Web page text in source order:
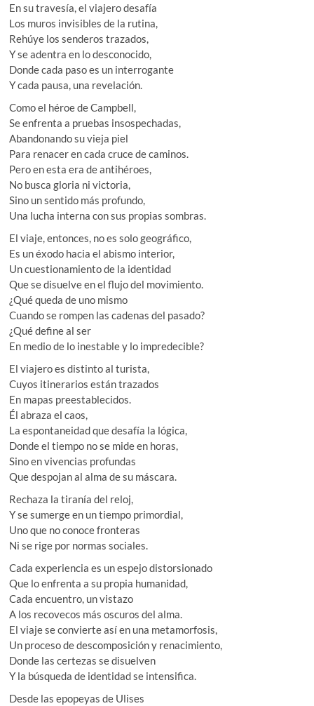
En su travesía, el viajero desafía
Los muros invisibles de la rutina,
Rehúye los senderos trazados,
Y se adentra en lo desconocido,
Donde cada paso es un interrogante
Y cada pausa, una revelación.
Como el héroe de Campbell,
Se enfrenta a pruebas insospechadas,
Abandonando su vieja piel
Para renacer en cada cruce de caminos.
Pero en esta era de antihéroes,
No busca gloria ni victoria,
Sino un sentido más profundo,
Una lucha interna con sus propias sombras.
El viaje, entonces, no es solo geográfico,
Es un éxodo hacia el abismo interior,
Un cuestionamiento de la identidad
Que se disuelve en el flujo del movimiento.
¿Qué queda de uno mismo
Cuando se rompen las cadenas del pasado?
¿Qué define al ser
En medio de lo inestable y lo impredecible?
El viajero es distinto al turista,
Cuyos itinerarios están trazados
En mapas preestablecidos.
Él abraza el caos,
La espontaneidad que desafía la lógica,
Donde el tiempo no se mide en horas,
Sino en vivencias profundas
Que despojan al alma de su máscara.
Rechaza la tiranía del reloj,
Y se sumerge en un tiempo primordial,
Uno que no conoce fronteras
Ni se rige por normas sociales.
Cada experiencia es un espejo distorsionado
Que lo enfrenta a su propia humanidad,
Cada encuentro, un vistazo
A los recovecos más oscuros del alma.
El viaje se convierte así en una metamorfosis,
Un proceso de descomposición y renacimiento,
Donde las certezas se disuelven
Y la búsqueda de identidad se intensifica.
Desde las epopeyas de Ulises